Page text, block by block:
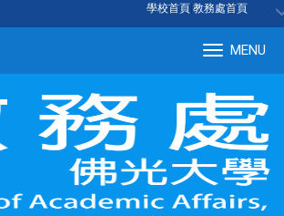
學校首頁 教務處首頁
MENU